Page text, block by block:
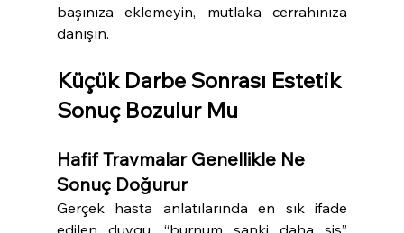
başınıza eklemeyin, mutlaka cerrahınıza
danışın.
Küçük Darbe Sonrası Estetik
Sonuç Bozulur Mu
Hafif Travmalar Genellikle Ne
Sonuç Doğurur
Gerçek hasta anlatılarında en sık ifade
edilen duygu, “burnum sanki daha şiş”